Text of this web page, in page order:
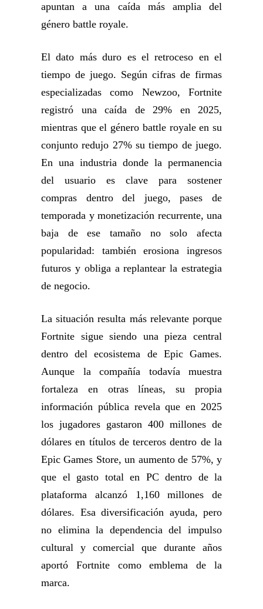
apuntan a una caída más amplia del
género battle royale.
El dato más duro es el retroceso en el
tiempo de juego. Según cifras de firmas
especializadas como Newzoo, Fortnite
registró una caída de 29% en 2025,
mientras que el género battle royale en su
conjunto redujo 27% su tiempo de juego.
En una industria donde la permanencia
del usuario es clave para sostener
compras dentro del juego, pases de
temporada y monetización recurrente, una
baja de ese tamaño no solo afecta
popularidad: también erosiona ingresos
futuros y obliga a replantear la estrategia
de negocio.
La situación resulta más relevante porque
Fortnite sigue siendo una pieza central
dentro del ecosistema de Epic Games.
Aunque la compañía todavía muestra
fortaleza en otras líneas, su propia
información pública revela que en 2025
los jugadores gastaron 400 millones de
dólares en títulos de terceros dentro de la
Epic Games Store, un aumento de 57%, y
que el gasto total en PC dentro de la
plataforma alcanzó 1,160 millones de
dólares. Esa diversificación ayuda, pero
no elimina la dependencia del impulso
cultural y comercial que durante años
aportó Fortnite como emblema de la
marca.